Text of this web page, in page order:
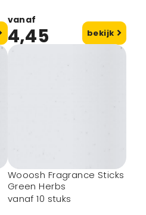
vanaf
4,45 bekijk
Wooosh Fragrance Sticks
Green Herbs
vanaf 10 stuks